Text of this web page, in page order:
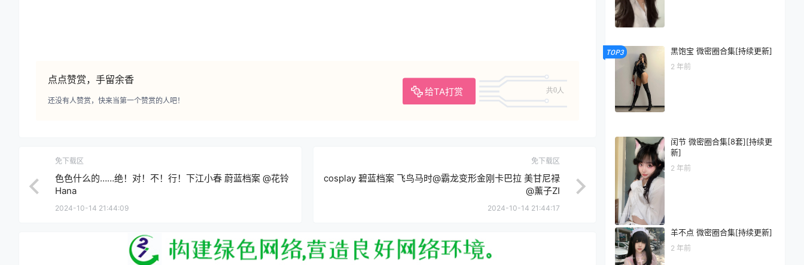
点点赞赏，手留余香
给TA打赏 共0人
还没有人赞赏，快来当第一个赞赏的人吧！
免下载区
色色什么的……绝！对！不！行！下江小春 蔚蓝档案 @花铃
Hana
2024-10-14 21:44:09
免下载区
cosplay 碧蓝档案 飞鸟马时@霸龙变形金刚卡巴拉 美甘尼禄
@薰子ZI
2024-10-14 21:44:17
TOP3 黑饱宝 微密圈合集[持续更新]
2 年前
闰节 微密圈合集[8套][持续更
新]
2 年前
羊不点 微密圈合集[持续更新]
2 年前